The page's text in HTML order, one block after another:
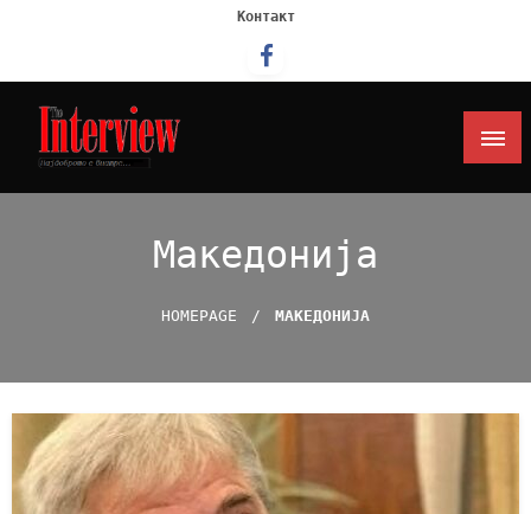
Контакт
Интервју
Македонија
HOMEPAGE МАКЕДОНИЈА